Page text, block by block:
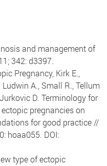
and management of
342: d3397.
Pregnancy, Kirk E.,
Ludwin A., Small R., Tellum
D. Terminology for
pregnancies on
for good practice //
hoaa055. DOI:
type of ectopic